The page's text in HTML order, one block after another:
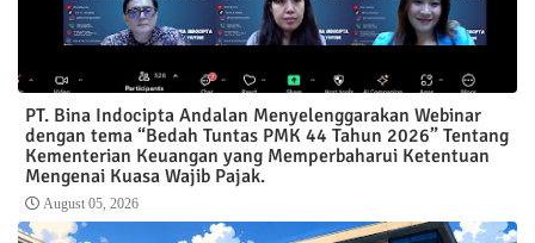
PT. Bina Indocipta Andalan Menyelenggarakan Webinar
dengan tema “Bedah Tuntas PMK 44 Tahun 2026” Tentang
Kementerian Keuangan yang Memperbaharui Ketentuan
Mengenai Kuasa Wajib Pajak.
August 05, 2026